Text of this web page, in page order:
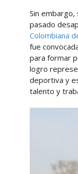
Sin embargo,
pasado
Colombiana
fue
para formar
logro
deportiva y
talento y